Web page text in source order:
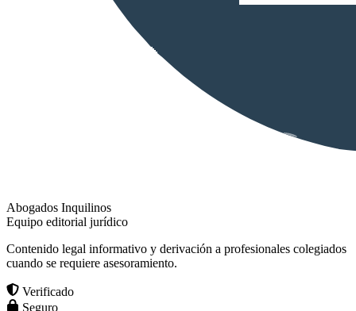
Abogados Inquilinos
Equipo editorial jurídico
Contenido legal informativo y derivación a profesionales colegiados
cuando se requiere asesoramiento.
Verificado
Seguro